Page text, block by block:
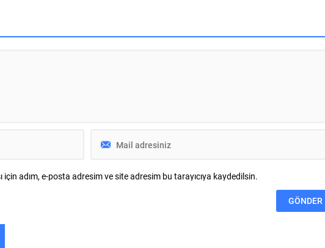
adım, e-posta adresim ve site adresim bu tarayıcıya kaydedilsin.